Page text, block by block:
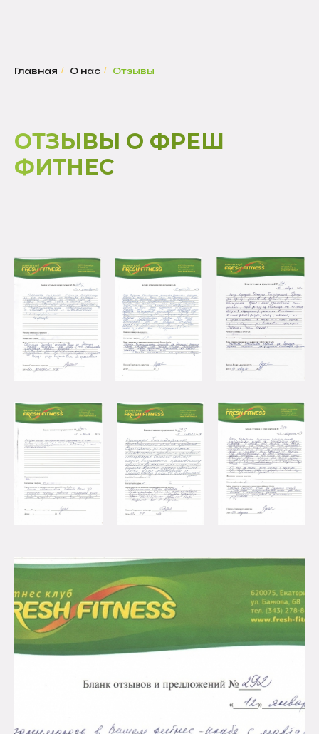
Главная / О нас / Отзывы
ОТЗЫВЫ О ФРЕШ
ФИТНЕС